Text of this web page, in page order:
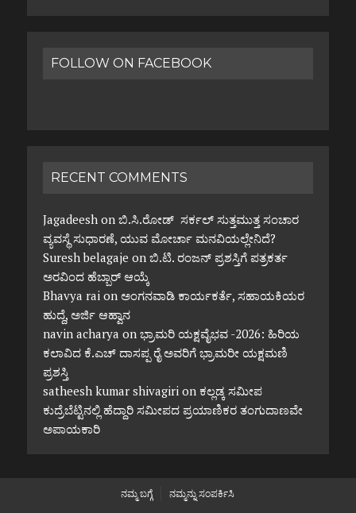
FOLLOW ON FACEBOOK
RECENT COMMENTS
Jagadeeshon ಬಿ.ಸಿ.ರೋಡ್ ಸರ್ಕಲ್ ಸುತ್ತಮುತ್ತ ಸಂಚಾರ
ವ್ಯವಸ್ಥೆ ಸುಧಾರಣೆ, ಯುವ ಮೋರ್ಚಾ ಮನವಿಯಲ್ಲೇನಿದೆ?
Suresh belagaje on ಬಿ.ಟಿ. ರಂಜನ್ ಪ್ರಶಸ್ತಿಗೆ ಪತ್ರಕರ್ತ
ಅರವಿಂದ ಹೆಬ್ಬಾರ್ ಆಯ್ಕೆ
Bhavya raion ಅಂಗನವಾಡಿ ಕಾರ್ಯಕರ್ತೆ, ಸಹಾಯಕಿಯರ
ಹುದ್ದೆ, ಅರ್ಜಿ ಆಹ್ವಾನ
navin acharya on ಭ್ರಾಮರಿ ಯಕ್ಷವೈಭವ -2026: ಹಿರಿಯ
ಕಲಾವಿದ ಕೆ.ಎಚ್ ದಾಸಪ್ಪ ರೈ ಅವರಿಗೆ ಭ್ರಾಮರೀ ಯಕ್ಷಮಣಿ
ಪ್ರಶಸ್ತಿ
satheesh kumar shivagirion ಕಲ್ಲಡ್ಕ ಸಮೀಪ
ಕುದ್ರೆಬೆಟ್ಟಿನಲ್ಲಿ ಹೆದ್ದಾರಿ ಸಮೀಪದ ಪ್ರಯಾಣಿಕರ ತಂಗುದಾಣವೇ
ಅಪಾಯಕಾರಿ
ನಮ್ಮ ಬಗ್ಗೆ
ನಮ್ಮನ್ನು ಸಂಪರ್ಕಿಸಿ